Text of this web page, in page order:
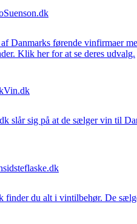
Danmarks førende vinfirmaer
Klik her for at se deres udvalg.
slår sig på at de sælger vin til
finder du alt i vintilbehør. De